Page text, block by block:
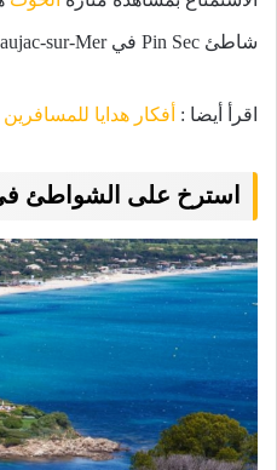
شاطئ Pin Sec في Naujac-sur-Mer برياضة ركوب الأمواج.
اقرأ أيضا : أفكار هدايا للمسافرين
استرخ على الشواطئ